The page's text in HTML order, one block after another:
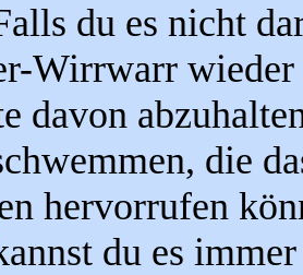
du es nicht
Wirrwarr
davon
die
hervorrufen
du es